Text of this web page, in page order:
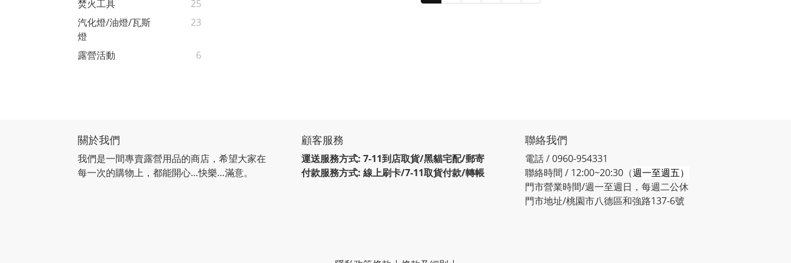
焚火工具
25
汽化燈/油燈/瓦斯
燈
23
露營活動 6
關於我們
我們是一間專賣露營用品的商店，希望大家在
每一次的購物上，都能開心…快樂…滿意。
顧客服務
運送服務方式: 7-11到店取貨/黑貓宅配/郵寄
付款服務方式: 線上刷卡/7-11取貨付款/轉帳
聯絡我們
電話 / 0960-954331
聯絡時間 / 12:00~20:30（週一至週五）
門市營業時間/週一至週日，每週二公休
門市地址/桃園市八德區和強路137-6號